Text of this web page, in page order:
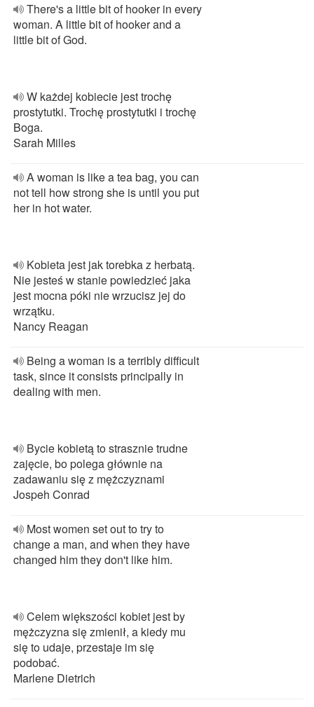
There's a little bit of hooker in every
woman. A little bit of hooker and a
little bit of God.
W każdej kobiecie jest trochę
prostytutki. Trochę prostytutki i trochę
Boga.
Sarah Milles
A woman is like a tea bag, you can
not tell how strong she is until you put
her in hot water.
Kobieta jest jak torebka z herbatą.
Nie jesteś w stanie powiedzieć jaka
jest mocna póki nie wrzucisz jej do
wrzątku.
Nancy Reagan
Being a woman is a terribly difficult
task, since it consists principally in
dealing with men.
Bycie kobietą to strasznie trudne
zajęcie, bo polega głównie na
zadawaniu się z mężczyznami
Jospeh Conrad
Most women set out to try to
change a man, and when they have
changed him they don't like him.
Celem większości kobiet jest by
mężczyzna się zmienił, a kiedy mu
się to udaje, przestaje im się
podobać.
Marlene Dietrich